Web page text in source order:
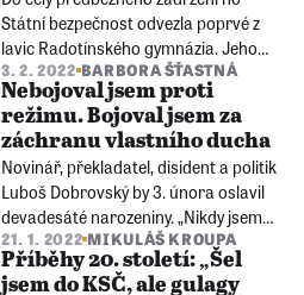
Státní bezpečnost odvezla poprvé z
lavic Radotínského gymnázia. Jeho
rodina má ušlechtilý literární
rodokmen, na vlastní pěst však
poznával svět spíš z odvrácené strany.
Čtvrtého srpna slaví Jáchym Topol
šedesáté narozeniny.
3. 2. 2022 BARBORA ŠŤASTNÁ
Nebojoval jsem proti
režimu. Bojoval jsem za
záchranu vlastního ducha
Novinář, překladatel, disident a politik
Luboš Dobrovský by 3. února oslavil
devadesáté narozeniny. „Nikdy jsem
neměl pocit, že to, co dělám, je odboj,“
řekl Paměti národa ve svých
21. 1. 2022 MIKULÁŠ KROUPA
Příběhy 20. století: „Šel
jsem do KSČ, ale gulagy